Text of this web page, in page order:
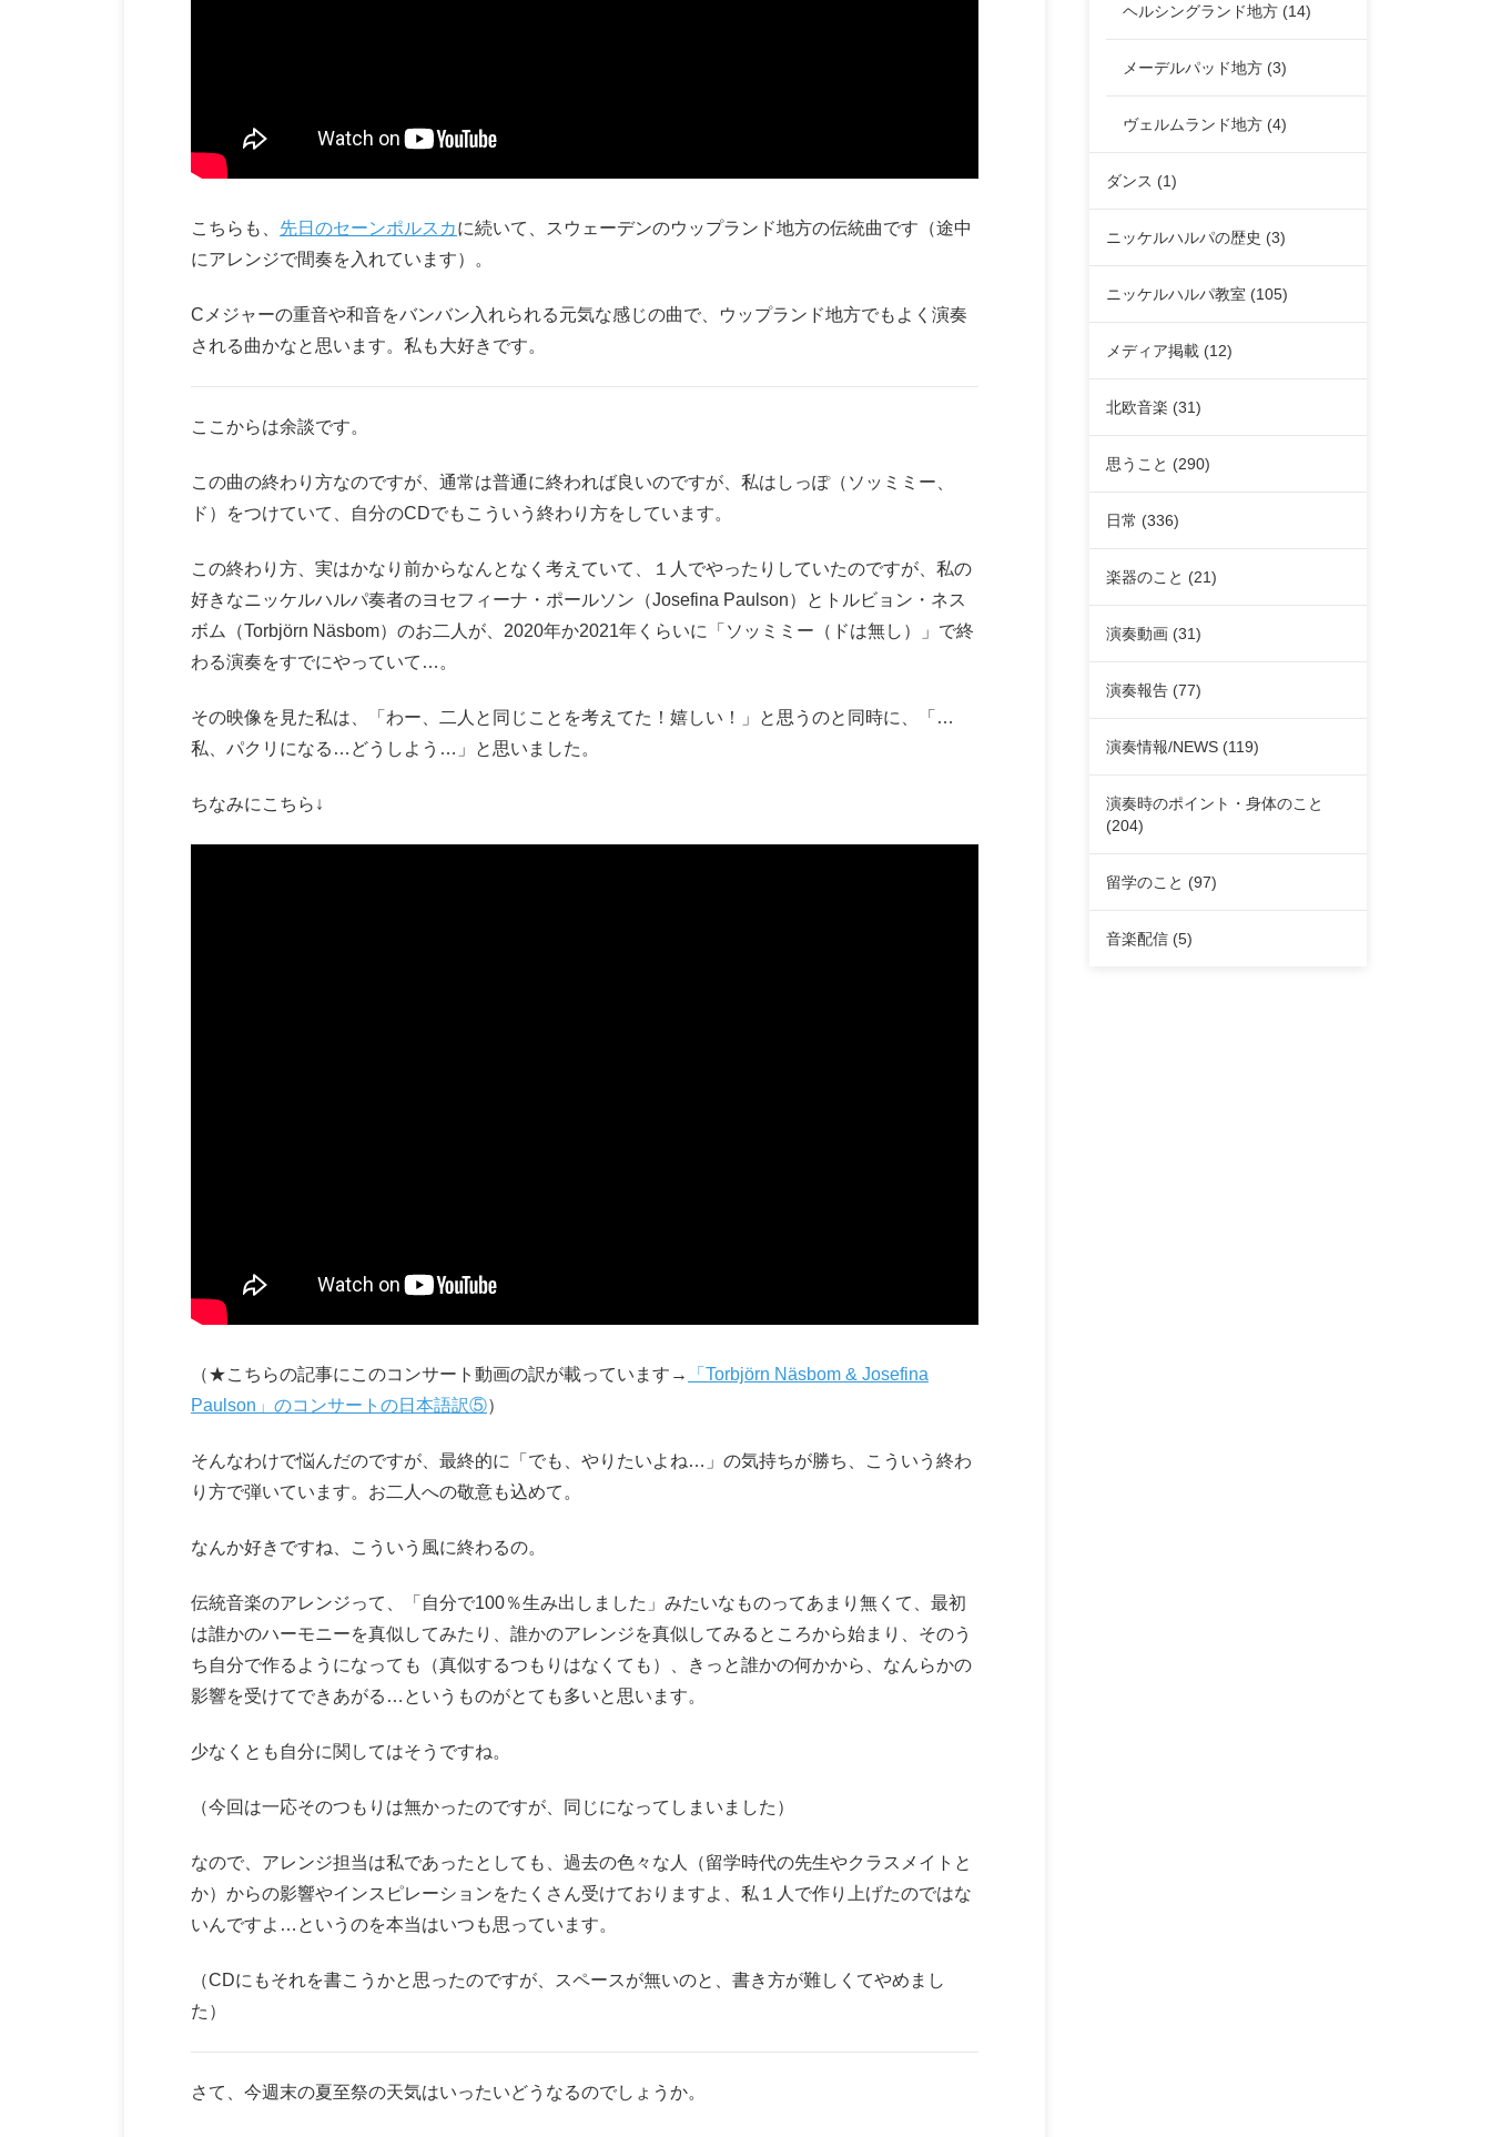
こちらも、 先日のセーンポルスカに続いて、スウェーデンのウップランド地方の伝統曲です（途中
にアレンジで間奏を入れています）。
Cメジャーの重音や和音をバンバン入れられる元気な感じの曲で、ウップランド地方でもよく演奏
される曲かなと思います。私も大好きです。
ここからは余談です。
この曲の終わり方なのですが、通常は普通に終われば良いのですが、私はしっぽ（ソッミミー、
ド）をつけていて、自分のCDでもこういう終わり方をしています。
この終わり方、実はかなり前からなんとなく考えていて、１人でやったりしていたのですが、私の
好きなニッケルハルパ奏者のヨセフィーナ・ポールソン（Josefina Paulson）とトルビョン・ネス
ボム（Torbjörn Näsbom）のお二人が、2020年か2021年くらいに「ソッミミー（ドは無し）」で終
わる演奏をすでにやっていて…。
その映像を見た私は、「わー、二人と同じことを考えてた！嬉しい！」と思うのと同時に、「…
私、パクリになる…どうしよう…」と思いました。
ちなみにこちら↓
（★こちらの記事にこのコンサート動画の訳が載っています→
「Torbjörn Näsbom & Josefina
Paulson」のコンサートの日本語訳⑤）
そんなわけで悩んだのですが、最終的に「でも、やりたいよね…」の気持ちが勝ち、こういう終わ
り方で弾いています。お二人への敬意も込めて。
なんか好きですね、こういう風に終わるの。
伝統音楽のアレンジって、「自分で100％生み出しました」みたいなものってあまり無くて、最初
は誰かのハーモニーを真似してみたり、誰かのアレンジを真似してみるところから始まり、そのう
ち自分で作るようになっても（真似するつもりはなくても）、きっと誰かの何かから、なんらかの
影響を受けてできあがる…というものがとても多いと思います。
少なくとも自分に関してはそうですね。
（今回は一応そのつもりは無かったのですが、同じになってしまいました）
なので、アレンジ担当は私であったとしても、過去の色々な人（留学時代の先生やクラスメイトと
か）からの影響やインスピレーションをたくさん受けておりますよ、私１人で作り上げたのではな
いんですよ…というのを本当はいつも思っています。
（CDにもそれを書こうかと思ったのですが、スペースが無いのと、書き方が難しくてやめまし
た）
さて、今週末の夏至祭の天気はいったいどうなるのでしょうか。
ヘルシングランド地方 (14)
メーデルパッド地方 (3)
ヴェルムランド地方 (4)
ダンス (1)
ニッケルハルパの歴史 (3)
ニッケルハルパ教室 (105)
メディア掲載 (12)
北欧音楽 (31)
思うこと (290)
日常 (336)
楽器のこと (21)
演奏動画 (31)
演奏報告 (77)
演奏情報/NEWS (119)
演奏時のポイント・身体のこと
(204)
留学のこと (97)
音楽配信 (5)